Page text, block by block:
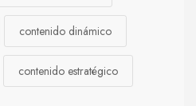
contenido dinámico
contenido estratégico